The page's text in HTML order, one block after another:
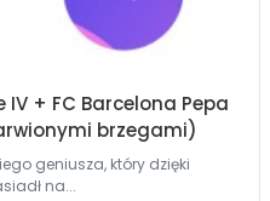
+ FC Barcelona Pepa
brzegami)
geniusza, który dzięki
na...